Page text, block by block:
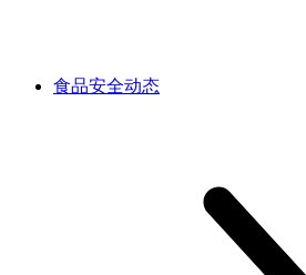
食品安全动态